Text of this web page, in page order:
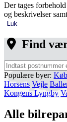
Der tages
og beskrivelser
Luk
Find
Populære byer:
Horsens Vejle
Kongens Lyngby
Alle